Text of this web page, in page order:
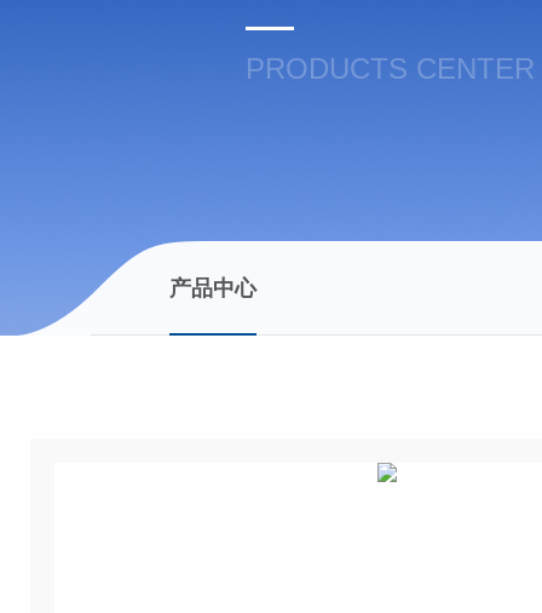
PRODUCTS CENTER
产品中心